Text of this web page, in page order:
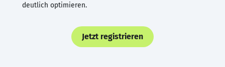
deutlich optimieren.
Jetzt registrieren